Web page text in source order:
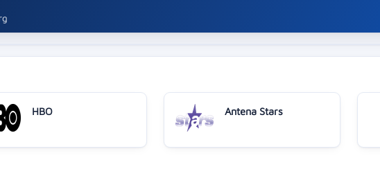
HBO Antena Stars